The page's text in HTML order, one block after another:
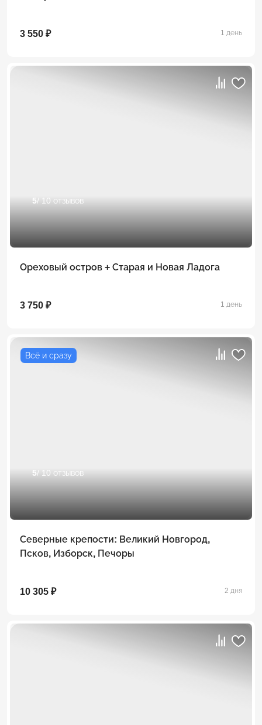
3 550 ₽ 1 день
5/ 10 отзывов
Ореховый остров + Старая и Новая Ладога
3 750 ₽ 1 день
Всё и сразу
5/ 10 отзывов
Северные крепости: Великий Новгород,
Псков, Изборск, Печоры
10 305 ₽ 2 дня